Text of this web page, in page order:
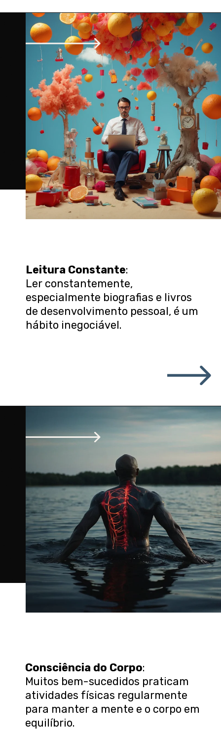
Leitura Constante:
Ler constantemente,
especialmente biografias e livros
de desenvolvimento pessoal, é um
hábito inegociável.
Consciência do Corpo:
Muitos bem-sucedidos praticam
atividades físicas regularmente
para manter a mente e o corpo em
equilíbrio.